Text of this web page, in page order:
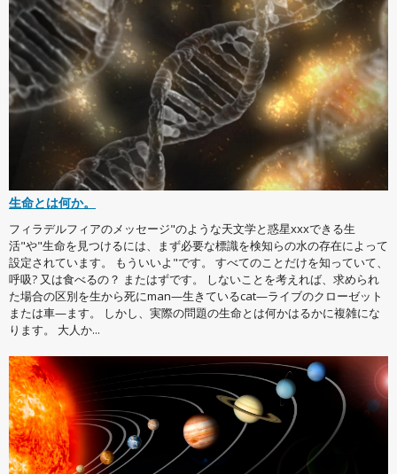
生命とは何か。
フィラデルフィアのメッセージ"のような天文学と惑星xxxできる生
活"や"生命を見つけるには、まず必要な標識を検知らの水の存在によって
設定されています。 もういいよ"です。 すべてのことだけを知っていて、
呼吸? 又は食べるの？ またはずです。 しないことを考えれば、求められ
た場合の区別を生から死にman—生きているcat—ライブのクローゼット
または車—ます。 しかし、実際の問題の生命とは何かはるかに複雑にな
ります。 大人か...